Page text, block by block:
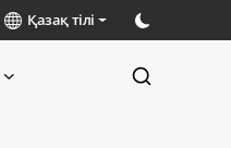
Қазақ тілі